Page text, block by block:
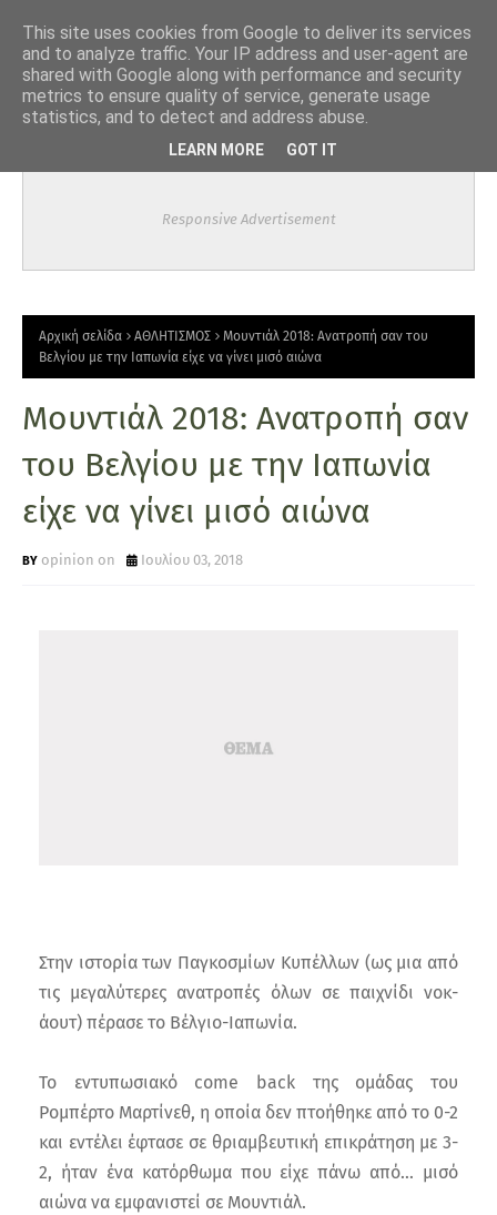
Responsive Advertisement
Αρχική σελίδα ΑΘΛΗΤΙΣΜΟΣ
Μουντιάλ 2018: Ανατροπή σαν του
Βελγίου με την Ιαπωνία είχε να γίνει μισό αιώνα
Μουντιάλ 2018: Ανατροπή σαν
του Βελγίου με την Ιαπωνία
είχε να γίνει μισό αιώνα
opinion on Ιουλίου 03, 2018
Στην ιστορία των Παγκοσμίων Κυπέλλων (ως μια από
τις μεγαλύτερες ανατροπές όλων σε παιχνίδι νοκ-
άουτ) πέρασε το Βέλγιο-Ιαπωνία.
Το εντυπωσιακό come back της ομάδας του
Ρομπέρτο Μαρτίνεθ, η οποία δεν πτοήθηκε από το 0-2
και εντέλει έφτασε σε θριαμβευτική επικράτηση με 3-
2, ήταν ένα κατόρθωμα που είχε πάνω από… μισό
αιώνα να εμφανιστεί σε Μουντιάλ.
This site uses cookies from Google to deliver its services
and to analyze traffic. Your IP address and user-agent are
shared with Google along with performance and security
metrics to ensure quality of service, generate usage
statistics, and to detect and address abuse.
LEARN MORE GOT IT